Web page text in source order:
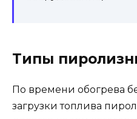
Типы
По времени обогрева
загрузки топлива